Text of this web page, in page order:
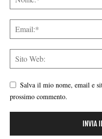
Salva il mio nome, email e
prossimo commento.